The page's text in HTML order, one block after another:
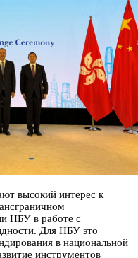
высокий интерес к
НБУ в работе с
Для НБУ это
в национальной
инструментов